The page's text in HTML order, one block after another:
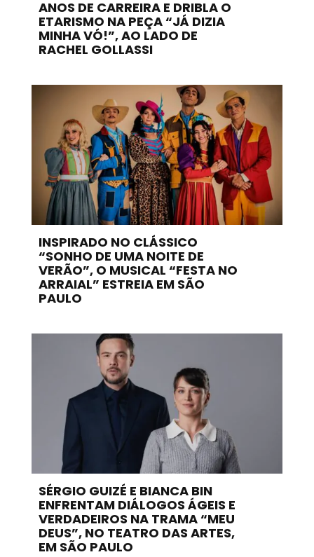
ANOS DE CARREIRA E DRIBLA O
ETARISMO NA PEÇA “JÁ DIZIA
MINHA VÓ!”, AO LADO DE
RACHEL GOLLASSI
INSPIRADO NO CLÁSSICO
“SONHO DE UMA NOITE DE
VERÃO”, O MUSICAL “FESTA NO
ARRAIAL” ESTREIA EM SÃO
PAULO
SÉRGIO GUIZÉ E BIANCA BIN
ENFRENTAM DIÁLOGOS ÁGEIS E
VERDADEIROS NA TRAMA “MEU
DEUS”, NO TEATRO DAS ARTES,
EM SÃO PAULO